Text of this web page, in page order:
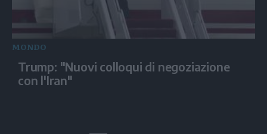
MONDO
Trump: "Nuovi colloqui di negoziazione
con l'Iran"